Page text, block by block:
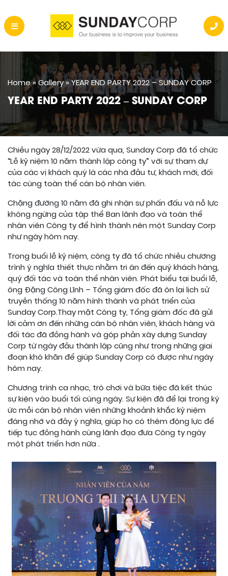
Home» Gallery»YEAR END PARTY 2022 – SUNDAY CORP
YEAR END PARTY 2022 – SUNDAY CORP
Chiều ngày 28/12/2022 vừa qua, Sunday Corp đã tổ chức
“Lễ kỷ niệm 10 năm thành lập công ty” với sự tham dự
của các vị khách quý là các nhà đầu tư, khách mời, đối
tác cùng toàn thể cán bộ nhân viên.
Chặng đường 10 năm đã ghi nhận sự phấn đấu và nỗ lực
không ngừng của tập thể Ban lãnh đạo và toàn thể
nhân viên Công ty để hình thành nên một Sunday Corp
như ngày hôm nay.
Trong buổi lễ kỷ niệm, công ty đã tổ chức nhiều chương
trình ý nghĩa thiết thực nhằm tri ân đến quý khách hàng,
quý đối tác và toàn thể nhân viên. Phát biểu tại buổi lễ,
ông Đặng Công Lĩnh – Tổng giám đốc đã ôn lại lịch sử
truyền thống 10 năm hình thành và phát triển của
Sunday Corp.Thay mặt Công ty, Tổng giám đốc đã gửi
lời cảm ơn đến những cán bộ nhân viên, khách hàng và
đối tác đã đồng hành và góp phần xây dựng Sunday
Corp từ ngày đầu thành lập cũng như trong những giai
đoạn khó khăn để giúp Sunday Corp có được như ngày
hôm nay.
Chương trình ca nhạc, trò chơi và bữa tiệc đã kết thúc
sự kiện vào buổi tối cùng ngày. Sự kiện đã để lại trong ký
ức mỗi cán bộ nhân viên những khoảnh khắc kỷ niệm
đáng nhớ và đầy ý nghĩa, giúp họ có thêm động lực để
tiếp tục đồng hành cùng lãnh đạo đưa Công ty ngày
một phát triển hơn nữa .